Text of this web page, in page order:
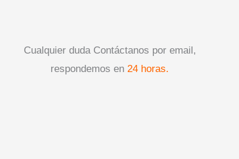
Cualquier duda Contáctanos por email,
respondemos en 24 horas.